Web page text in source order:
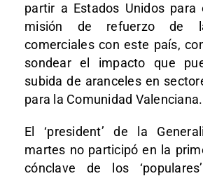
partir a Estados Unidos para
misión de refuerzo de
comerciales con este país,
sondear el impacto que
subida de aranceles en
para la Comunidad Valenciana.
El ‘president’ de la
martes no participó en la
cónclave de los